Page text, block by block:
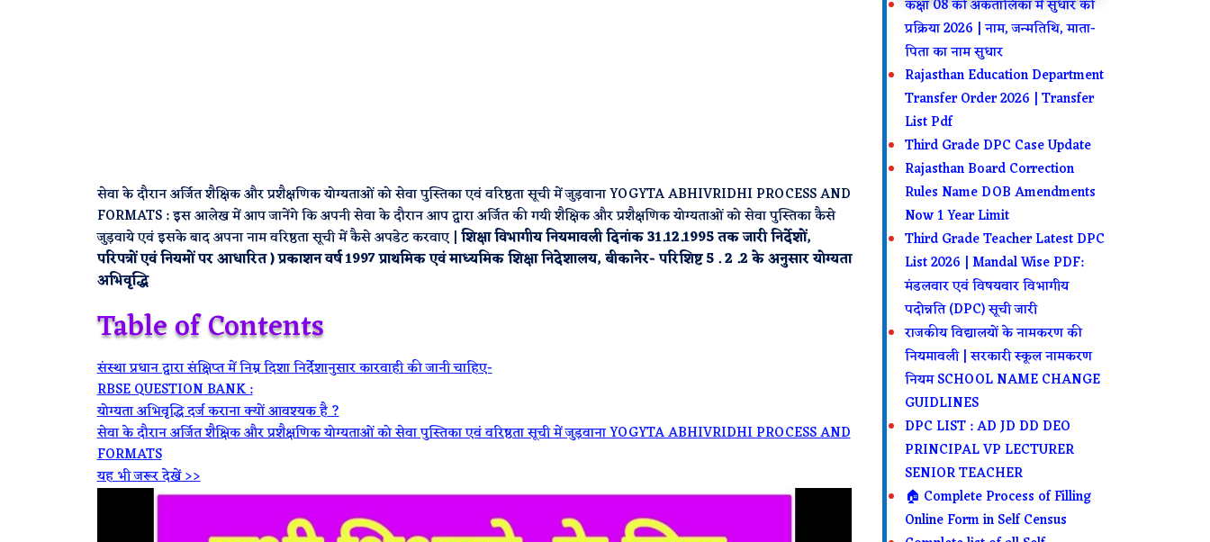
सेवा के दौरान अर्जित शैक्षिक और प्रशैक्षणिक योग्यताओं को सेवा पुस्तिका एवं वरिष्ठता सूची में जुड़वाना YOGYTA ABHIVRIDHI PROCESS AND
FORMATS : इस आलेख में आप जानेंगे कि अपनी सेवा के दौरान आप द्वारा अर्जित की गयी शैक्षिक और प्रशैक्षणिक योग्यताओं को सेवा पुस्तिका कैसे
जुड़वाये एवं इसके बाद अपना नाम वरिष्ठता सूची में कैसे अपडेट करवाए |शिक्षा विभागीय नियमावली दिनांक 31.12.1995 तक जारी निर्देशों,
परिपत्रों एवं नियमों पर आधारित ) प्रकाशन वर्ष 1997 प्राथमिक एवं माध्यमिक शिक्षा निदेशालय, बीकानेर- परिशिष्ट 5 . 2 .2 के अनुसार योग्यता
अभिवृद्धि
Table of Contents
संस्था प्रधान द्वारा संक्षिप्त में निम्न दिशा निर्देशानुसार कारवाही की जानी चाहिए-
RBSE QUESTION BANK :
योग्यता अभिवृद्धि दर्ज कराना क्यों आवश्यक है ?
सेवा के दौरान अर्जित शैक्षिक और प्रशैक्षणिक योग्यताओं को सेवा पुस्तिका एवं वरिष्ठता सूची में जुड़वाना YOGYTA ABHIVRIDHI PROCESS AND
FORMATS
यह भी जरूर देखें >>
कक्षा 08 की अंकतालिका में सुधार की
प्रक्रिया 2026 | नाम, जन्मतिथि, माता-
पिता का नाम सुधार
Rajasthan Education Department
Transfer Order 2026 | Transfer
List Pdf
Third Grade DPC Case Update
Rajasthan Board Correction
Rules Name DOB Amendments
Now 1 Year Limit
Third Grade Teacher Latest DPC
List 2026 | Mandal Wise PDF:
मंडलवार एवं विषयवार विभागीय
पदोन्नति (DPC) सूची जारी
राजकीय विद्यालयों के नामकरण की
नियमावली | सरकारी स्कूल नामकरण
नियम SCHOOL NAME CHANGE
GUIDLINES
DPC LIST : AD JD DD DEO
PRINCIPAL VP LECTURER
SENIOR TEACHER
🏠 Complete Process of Filling
Online Form in Self Census